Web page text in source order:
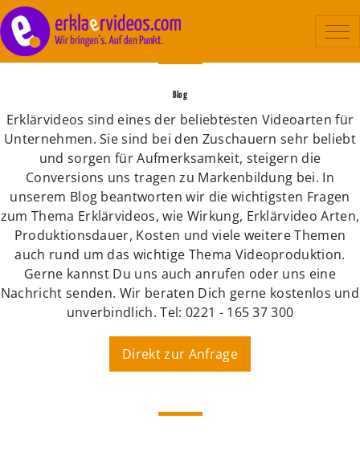
Beispiele
Ablauf
Kosten
Über uns
Kontakt
Blog
Erklärvideos sind eines der beliebtesten Videoarten für
Unternehmen. Sie sind bei den Zuschauern sehr beliebt
und sorgen für Aufmerksamkeit, steigern die
Conversions uns tragen zu Markenbildung bei. In
unserem Blog beantworten wir die wichtigsten Fragen
zum Thema Erklärvideos, wie Wirkung, Erklärvideo Arten,
Produktionsdauer, Kosten und viele weitere Themen
auch rund um das wichtige Thema Videoproduktion.
Gerne kannst Du uns auch anrufen oder uns eine
Nachricht senden. Wir beraten Dich gerne kostenlos und
unverbindlich. Tel: 0221 - 165 37 300
Direkt zur Anfrage